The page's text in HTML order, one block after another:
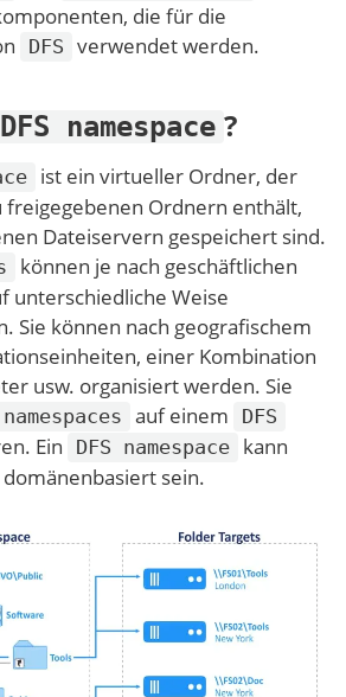
die für die
DFS verwendet werden.
DFS namespace ?
ist ein virtueller Ordner, der
freigegebenen Ordnern enthält,
Dateiservern gespeichert sind.
können je nach geschäftlichen
unterschiedliche Weise
Sie können nach geografischem
einer Kombination
usw. organisiert werden. Sie
namespaces auf einem DFS
Ein DFS namespace kann
sein.